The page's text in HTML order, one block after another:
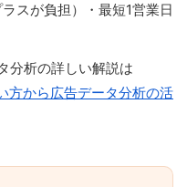
スが負担）・最短1営業日
分析の詳しい解説は
方から広告データ分析の活